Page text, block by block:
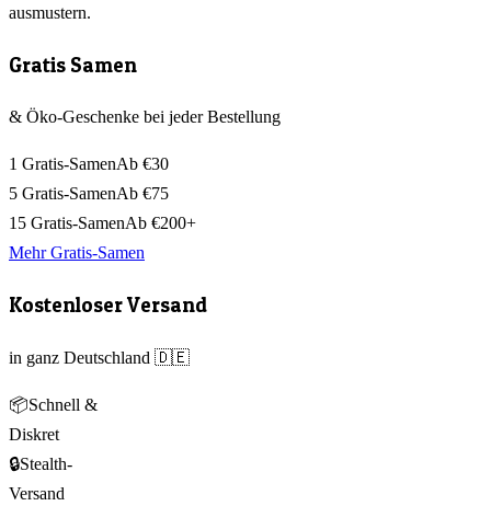
ausmustern.
Gratis Samen
& Öko-Geschenke bei jeder Bestellung
1 Gratis-SamenAb €30
5 Gratis-SamenAb €75
15 Gratis-SamenAb €200+
Mehr Gratis-Samen
Kostenloser Versand
in ganz Deutschland 🇩🇪
📦Schnell &
Diskret
🔒Stealth-
Versand